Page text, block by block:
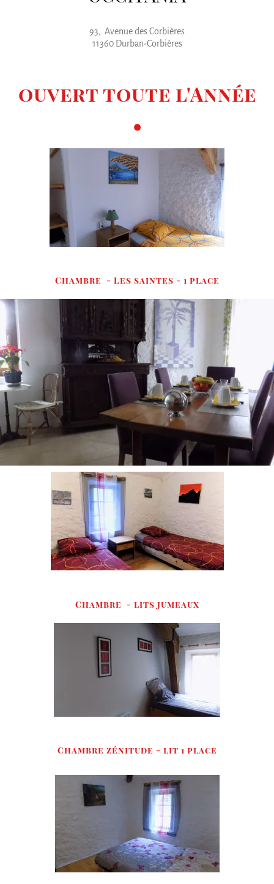
93, Avenue des Corbières
11360 Durban-Corbières
ouvert toute l'Année
Chambre - Les saintes - 1 place
Chambre - lits jumeaux
Chambre zénitude - lit 1 place